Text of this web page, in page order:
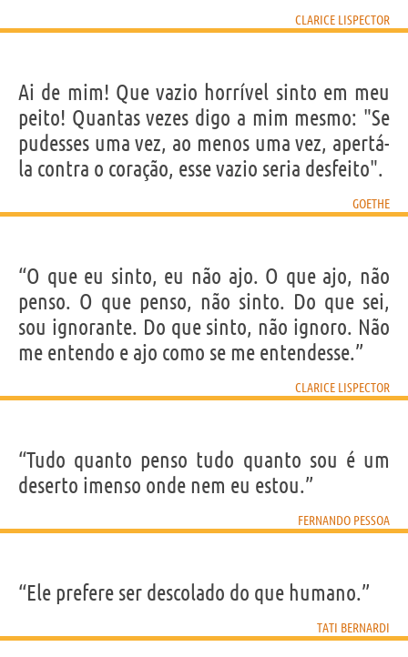
CLARICE LISPECTOR
Ai de mim! Que vazio horrível sinto em meu
peito! Quantas vezes digo a mim mesmo: "Se
pudesses uma vez, ao menos uma vez, apertá-
la contra o coração, esse vazio seria desfeito".
GOETHE
“O que eu sinto, eu não ajo. O que ajo, não
penso. O que penso, não sinto. Do que sei,
sou ignorante. Do que sinto, não ignoro. Não
me entendo e ajo como se me entendesse.”
CLARICE LISPECTOR
“Tudo quanto penso tudo quanto sou é um
deserto imenso onde nem eu estou.”
FERNANDO PESSOA
“Ele prefere ser descolado do que humano.”
TATI BERNARDI